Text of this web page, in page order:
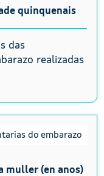
quinquenais
das
realizadas
do embarazo
muller (en anos)